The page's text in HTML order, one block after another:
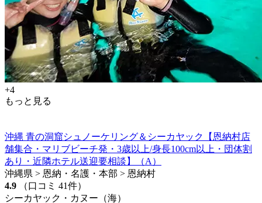
+4
もっと見る
沖縄 青の洞窟シュノーケリング＆シーカヤック【恩納村店
舗集合・マリブビーチ発・3歳以上/身長100cm以上・団体割
あり・近隣ホテル送迎要相談】（A）
沖縄県 > 恩納・名護・本部 > 恩納村
4.9
（口コミ 41件）
シーカヤック・カヌー（海）